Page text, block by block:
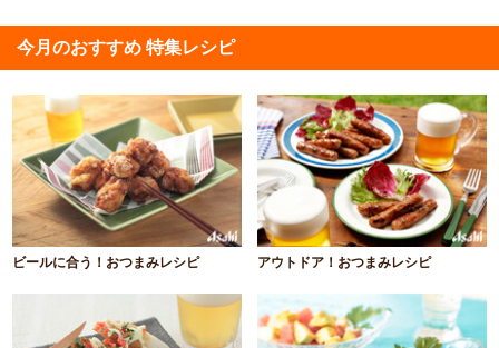
今月のおすすめ 特集レシピ
ビールに合う！おつまみレシピ アウトドア！おつまみレシピ